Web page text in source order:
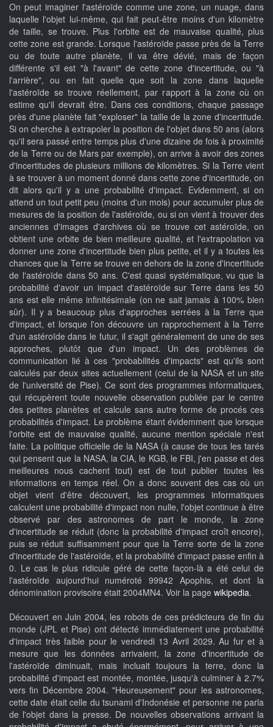
On peut imaginer l'astéroïde comme une zone, un nuage, dans
laquelle l'objet lui-même, qui fait peut-être moins d'un kilomètre
de taille, se trouve. Plus l'orbite est de mauvaise qualité, plus
cette zone est grande. Lorsque l'astéroïde passe près de la Terre
ou de toute autre planète, il va être dévié, mais de façon
différente s'il est "à l'avant" de cette zone d'incertitude, ou "à
l'arrière", ou en fait quelle que soit la zone dans laquelle
l'astéroïde se trouve réellement, par rapport à la zone où on
estime qu'il devrait être. Dans ces conditions, chaque passage
près d'une planète fait "exploser" la taille de la zone d'incertitude.
Si on cherche à extrapoler la position de l'objet dans 50 ans (alors
qu'il sera passé entre temps plus d'une dizaine de fois à proximité
de la Terre ou de Mars par exemple), on arrive à avoir des zones
d'incertitudes de plusieurs millions de kilomètres. Si la Terre vient
à se trouver à un moment donné dans cette zone d'incertitude, on
dit alors qu'il y a une probabilité d'impact. Evidemment, si on
attend un tout petit peu (moins d'un mois) pour accumuler plus de
mesures de la position de l'astéroïde, ou si on vient à trouver des
anciennes d'images d'archives où se trouve cet astéroïde, on
obtient une orbite de bien meilleure qualité, et l'extrapolation va
donner une zone d'incertitude bien plus petite, et il y a toutes les
chances que la Terre se trouve en dehors de la zone d'incertitude
de l'astéroïde dans 50 ans. C'est quasi systématique, vu que la
probabilité d'avoir un impact d'astéroïde sur Terre dans les 50
ans est elle même infinitésimale (on ne sait jamais à 100% bien
sûr). Il y a beaucoup plus d'approches serrées à la Terre que
d'impact, et lorsque l'on découvre un rapprochement à la Terre
d'un astéroïde dans le futur, il s'agit généralement de une de ses
approches, plutôt que d'un impact. Un des problèmes de
communication lié à ces "probabilités d'impacts" est qu'ils sont
calculés par deux sites actuellement (celui de la NASA et un site
de l'université de Pise). Ce sont des programmes informatiques,
qui récupèrent toute nouvelle observation publiée par le centre
des petites planètes et calcule sans autre forme de procés ces
probabilités d'impact. Le problème étant évidemment que lorsque
l'orbite est de mauvaise qualité, aucune mention spéciale n'est
faite. La politique officielle de la NASA (à cause de tous les tarés
qui pensent que la NASA, la CIA, le KGB, le FBI, j'en passe et des
meilleures nous cachent tout) est de tout publier toutes les
informations en temps réel. On a donc souvent des cas où un
objet vient d'être découvert, les programmes informatiques
calculent une probabilité d'impact non nulle, l'objet continue à être
observé par des astronomes de part le monde, la zone
d'incertitude se réduit (donc la probabilité d'impact croît encore),
puis se réduit suffisamment pour que la Terre sorte de la zone
d'incertitude de l'astéroïde, et la probabilité d'impact passe enfin à
0. Le cas le plus ridicule géré de cette façon-là a été celui de
l'astéroïde aujourd'hui numéroté 99942 Apophis, et dont la
dénomination provisoire était 2004MN4. Voir la page wikipedia.
Découvert en Juin 2004, les robots de ces prédicteurs de fin du
monde (JPL et Pise) ont détecté immédiatement une probabilité
d'impact très faible pour le vendredi 13 Avril 2029. Au fur et à
mesure que les données arrivaient, la zone d'incertitude de
l'astéroïde diminuait, mais incluait toujours la terre, donc la
probabilité d'impact est montée, montée, jusqu'à culminer à 2.7%
vers fin Décembre 2004. "Heureusement" pour les astronomes,
cette date était celle du tsunami d'Indonésie et personne ne parla
de l'objet dans la presse. De nouvelles observations arrivant la